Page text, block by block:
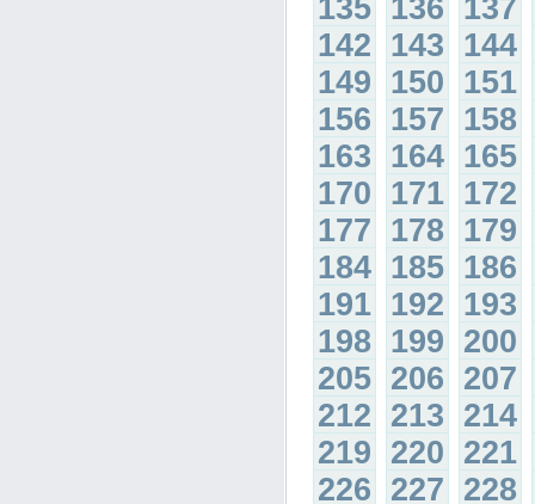
135 136 137
142 143 144
149 150 151
156 157 158
163 164 165
170 171 172
177 178 179
184 185 186
191 192 193
198 199 200
205 206 207
212 213 214
219 220 221
226 227 228